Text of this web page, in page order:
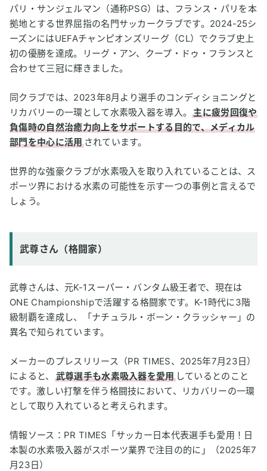
パリ・サンジェルマン（通称PSG）は、フランス・パリを本
拠地とする世界屈指の名門サッカークラブです。2024-25シ
ーズンにはUEFAチャンピオンズリーグ（CL）でクラブ史上
初の優勝を達成。リーグ・アン、クープ・ドゥ・フランスと
合わせて三冠に輝きました。
同クラブでは、2023年8月より選手のコンディショニングと
リカバリーの一環として水素吸入器を導入。主に疲労回復や
負傷時の自然治癒力向上をサポートする目的で、メディカル
部門を中心に活用されています。
世界的な強豪クラブが水素吸入を取り入れていることは、ス
ポーツ界における水素の可能性を示す一つの事例と言えるで
しょう。
武尊さん（格闘家）
武尊さんは、元K-1スーパー・バンタム級王者で、現在は
ONE Championshipで活躍する格闘家です。K-1時代に3階
級制覇を達成し、「ナチュラル・ボーン・クラッシャー」の
異名で知られています。
メーカーのプレスリリース（PR TIMES、2025年7月23日）
によると、
武尊選手も水素吸入器を愛用しているとのこと
です。激しい打撃を伴う格闘技において、リカバリーの一環
として取り入れていると考えられます。
情報ソース：PR TIMES「サッカー日本代表選手も愛用！日
本製の水素吸入器がスポーツ業界で注目の的に」（2025年7
月23日）